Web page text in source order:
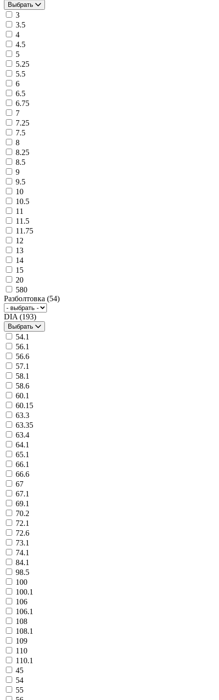
Выбрать
3
3.5
4
4.5
5
5.25
5.5
6
6.5
6.75
7
7.25
7.5
8
8.25
8.5
9
9.5
10
10.5
11
11.5
11.75
12
13
14
15
20
580
Разболтовка (54)
DIA (193)
Выбрать
54.1
56.1
56.6
57.1
58.1
58.6
60.1
60.15
63.3
63.35
63.4
64.1
65.1
66.1
66.6
67
67.1
69.1
70.2
72.1
72.6
73.1
74.1
84.1
98.5
100
100.1
106
106.1
108
108.1
109
110
110.1
45
54
55